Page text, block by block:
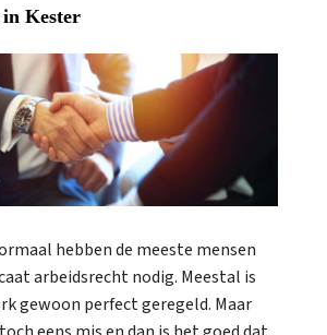
Kester
hebben de meeste mensen
arbeidsrecht nodig. Meestal is
gewoon perfect geregeld. Maar